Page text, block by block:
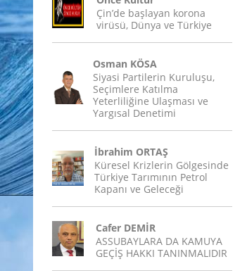
Çin’de başlayan korona
virüsü, Dünya ve Türkiye
Osman KÖSA
Siyasi Partilerin Kuruluşu,
Seçimlere Katılma
Yeterliliğine Ulaşması ve
Yargısal Denetimi
İbrahim ORTAŞ
Küresel Krizlerin Gölgesinde
Türkiye Tarımının Petrol
Kapanı ve Geleceği
Cafer DEMİR
ASSUBAYLARA DA KAMUYA
GEÇİŞ HAKKI TANINMALIDIR